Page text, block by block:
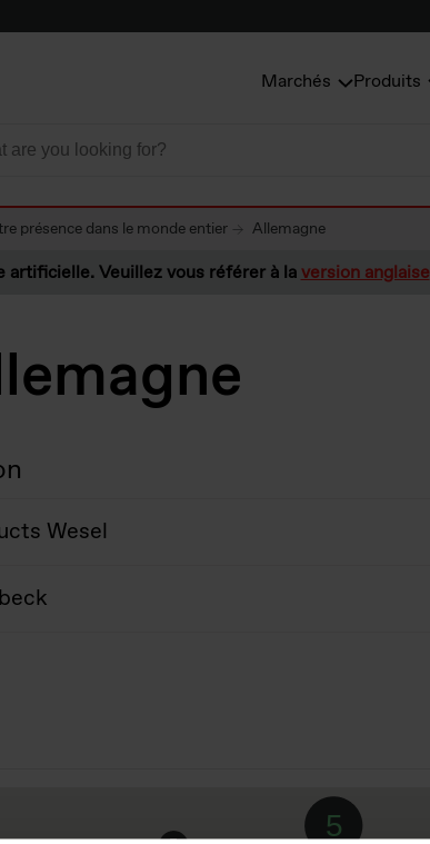
Marchés Produits
présence dans le monde entier Allemagne
artificielle. Veuillez vous référer à laversion anglaise
Wesel
5